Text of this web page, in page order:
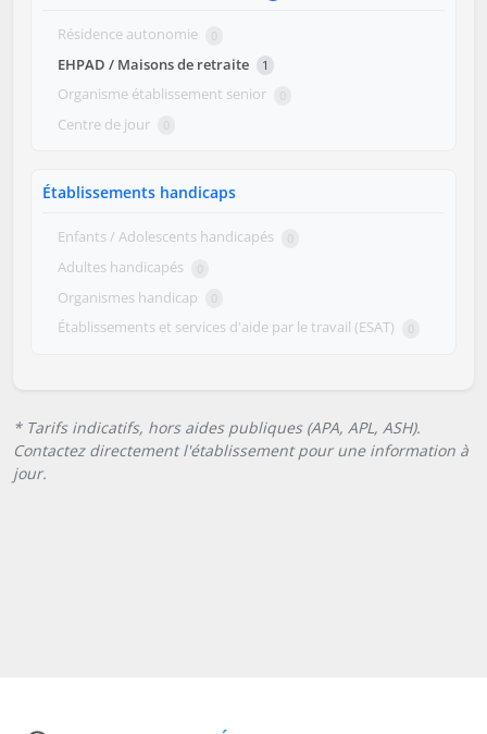
Résidence autonomie 0
EHPAD / Maisons de retraite 1
Organisme établissement senior 0
Centre de jour 0
Établissements handicaps
Enfants / Adolescents handicapés 0
Adultes handicapés 0
Organismes handicap 0
Établissements et services d'aide par le travail (ESAT) 0
* Tarifs indicatifs, hors aides publiques (APA, APL, ASH).
Contactez directement l'établissement pour une information à
jour.